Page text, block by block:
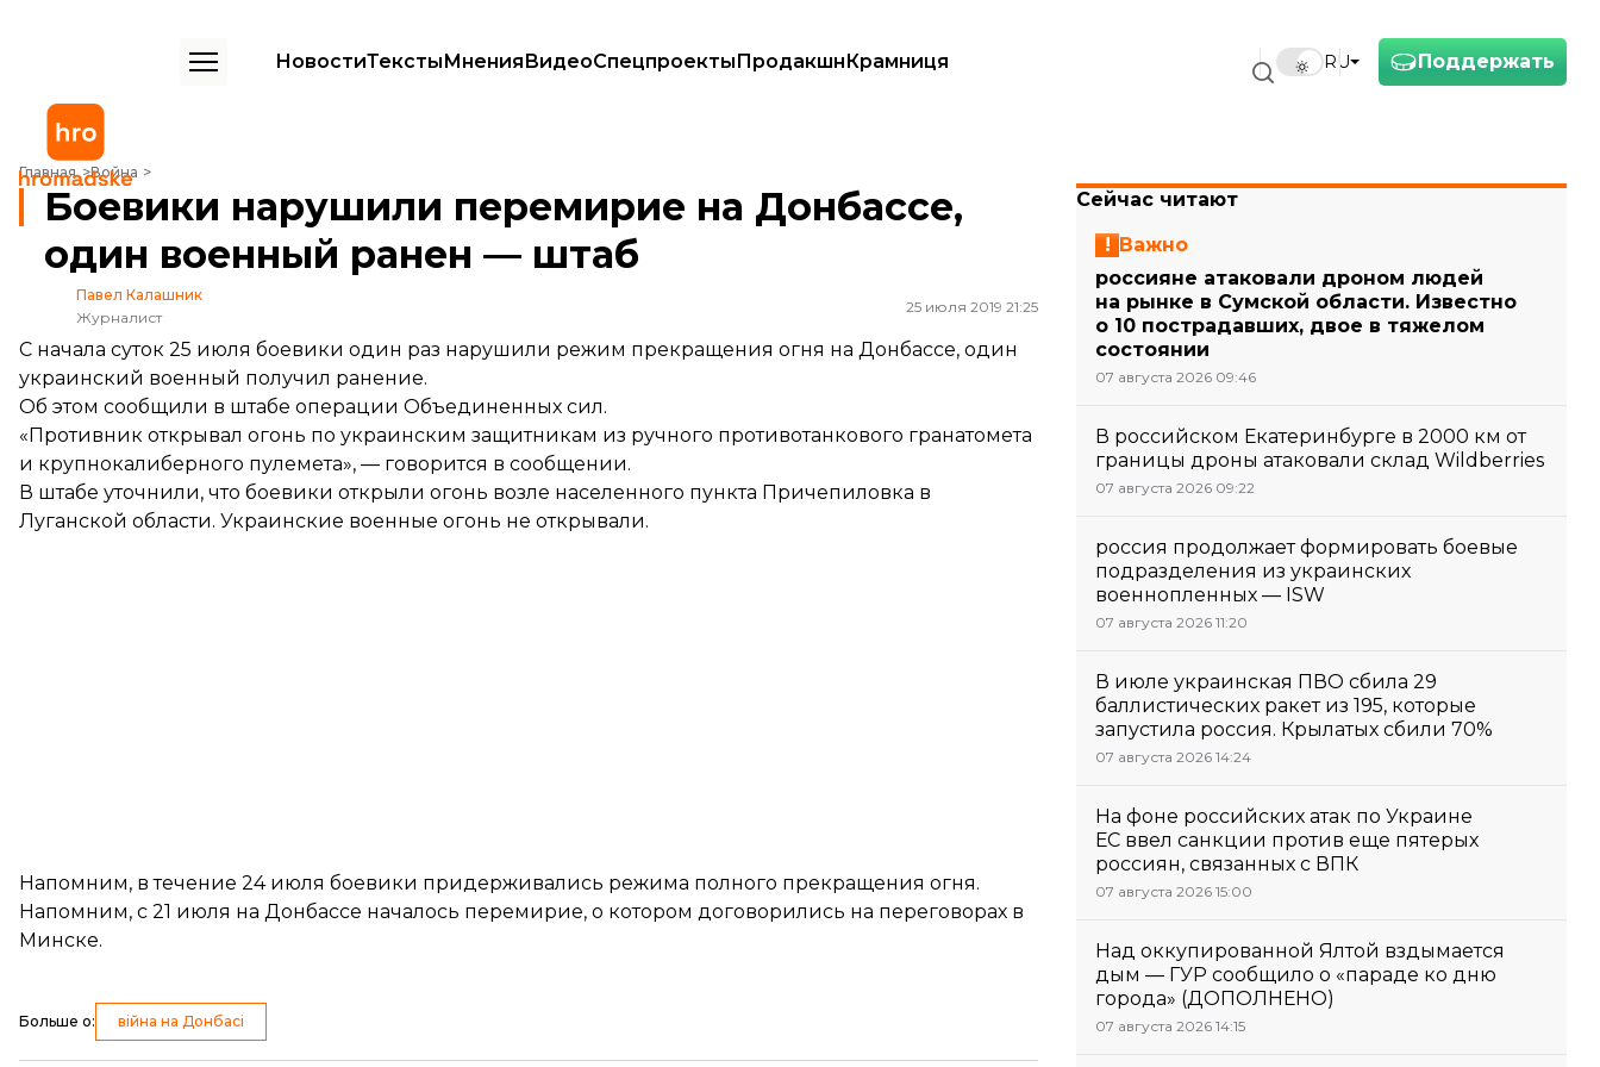
Поддержать
RU
НовостиТекстыМненияВидеоСпецпроектыПродакшнКрамниця
Главная Война
Боевики нарушили перемирие на Донбассе, один военный ранен — штаб
Боевики нарушили перемирие на Донбассе,
один военный ранен — штаб
Павел Калашник
Журналист
25 июля 2019 21:25
С начала суток 25 июля боевики один раз нарушили режим прекращения огня на Донбассе, один
украинский военный получил ранение.
Об этом сообщили в штабе операции Объединенных сил.
«Противник открывал огонь по украинским защитникам из ручного противотанкового гранатомета
и крупнокалиберного пулемета», — говорится в сообщении.
В штабе уточнили, что боевики открыли огонь возле населенного пункта Причепиловка в
Луганской области. Украинские военные огонь не открывали.
Напомним, в течение 24 июля боевики придерживались режима полного прекращения огня.
Напомним, с 21 июля на Донбассе началось перемирие, о котором договорились на переговорах в
Минске.
Больше о: війна на Донбасі
Сейчас читают
Важно
россияне атаковали дроном людей
на рынке в Сумской области. Известно
о 10 пострадавших, двое в тяжелом
состоянии
07 августа 2026 09:46
В российском Екатеринбурге в 2000 км от
границы дроны атаковали склад Wildberries
07 августа 2026 09:22
россия продолжает формировать боевые
подразделения из украинских
военнопленных — ISW
07 августа 2026 11:20
В июле украинская ПВО сбила 29
баллистических ракет из 195, которые
запустила россия. Крылатых сбили 70%
07 августа 2026 14:24
На фоне российских атак по Украине
ЕС ввел санкции против еще пятерых
россиян, связанных с ВПК
07 августа 2026 15:00
Над оккупированной Ялтой вздымается
дым — ГУР сообщило о «параде ко дню
города» (ДОПОЛНЕНО)
07 августа 2026 14:15